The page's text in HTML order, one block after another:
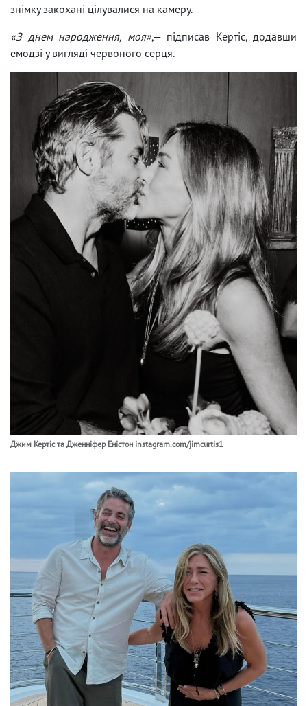
знімку закохані цілувалися на камеру.
«З днем ​​народження, моя»,— підписав Кертіс, додавши
емодзі у вигляді червоного серця.
Джим Кертіс та Дженніфер Еністон instagram.com/jimcurtis1